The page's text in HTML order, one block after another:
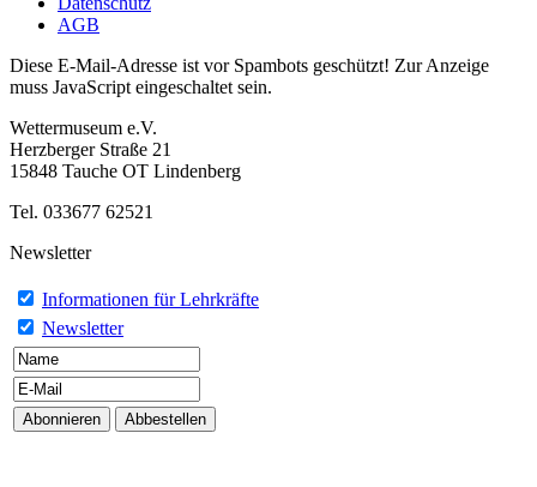
AGB
Diese E-Mail-Adresse ist vor Spambots geschützt! Zur Anzeige
muss JavaScript eingeschaltet sein.
Wettermuseum e.V.
Herzberger Straße 21
15848 Tauche OT Lindenberg
Tel. 033677 62521
Newsletter
Informationen für Lehrkräfte
Newsletter